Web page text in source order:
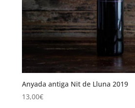
Anyada antiga Nit de Lluna 2019
13,00€